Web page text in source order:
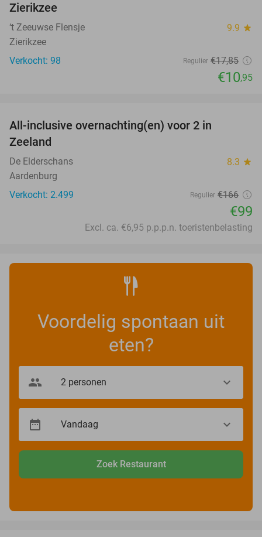
Zierikzee
‘t Zeeuwse Flensje 9.9 star
Zierikzee
Verkocht: 98
Regulier €17,85
€10,95
All-inclusive overnachting(en) voor 2 in
Zeeland
De Elderschans 8.3 star
Aardenburg
Verkocht: 2.499
Regulier €166
€99
Excl. ca. €6,95 p.p.p.n. toeristenbelasting
Voordelig spontaan uit
eten?
Zoek Restaurant